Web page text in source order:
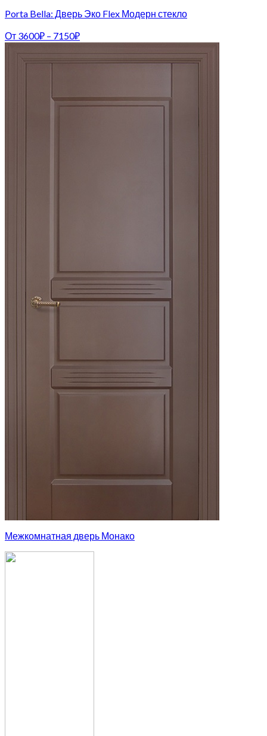
Porta Bella: Дверь Эко Flex Модерн стекло
От 3600₽ – 7150₽
Межкомнатная дверь Монако